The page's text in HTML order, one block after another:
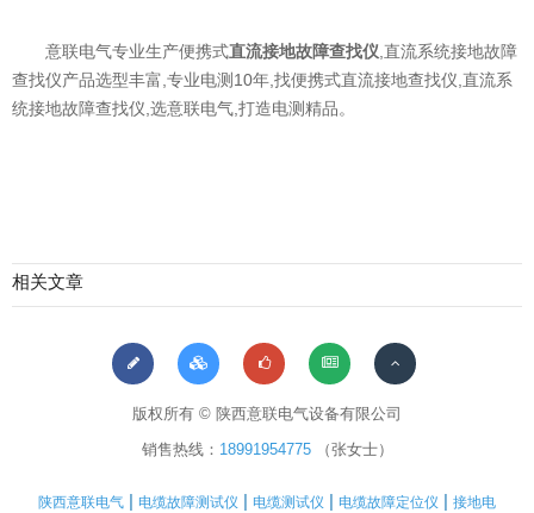
意联电气专业生产便携式直流接地故障查找仪 ,直流系统接地故障
查找仪产品选型丰富,专业电测10年,找便携式直流接地查找仪,直流系
统接地故障查找仪,选意联电气,打造电测精品。
相关文章
版权所有 © 陕西意联电气设备有限公司
销售热线： 18991954775（张女士）
陕西意联电气 | 电缆故障测试仪 | 电缆测试仪 | 电缆故障定位仪 | 接地电